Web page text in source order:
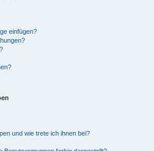
einfügen?
und wie trete ich ihnen bei?